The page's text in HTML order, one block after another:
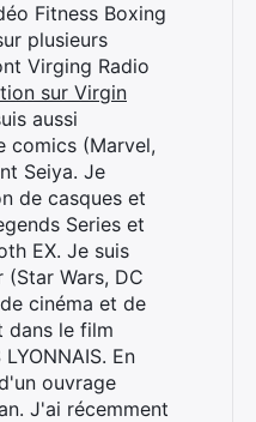
Fitness Boxing
plusieurs
Virging Radio
sur Virgin
aussi
comics (Marvel,
Seiya. Je
de casques et
Series et
EX. Je suis
Wars, DC
cinéma et de
dans le film
En
ouvrage
J'ai récemment